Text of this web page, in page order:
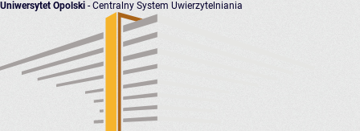
Uniwersytet Opolski - Centralny System Uwierzytelniania